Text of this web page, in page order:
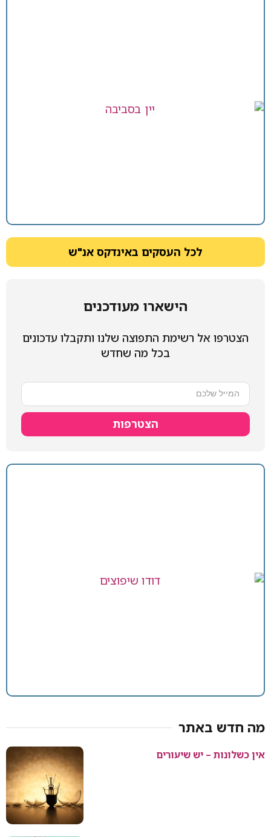
לכל העסקים באינדקס אנ"ש
הישארו מעודכנים
הצטרפו אל רשימת התפוצה שלנו ותקבלו עדכונים
בכל מה שחדש
הצטרפות
מה חדש באתר
אין כשלונות – יש שיעורים